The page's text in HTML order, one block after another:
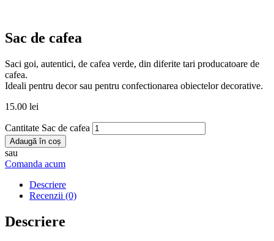
Sac de cafea
Saci goi, autentici, de cafea verde, din diferite tari producatoare de
cafea.
Ideali pentru decor sau pentru confectionarea obiectelor decorative.
15.00 lei
Cantitate Sac de cafea
Adaugă în coș
sau
Comanda acum
Descriere
Recenzii (0)
Descriere